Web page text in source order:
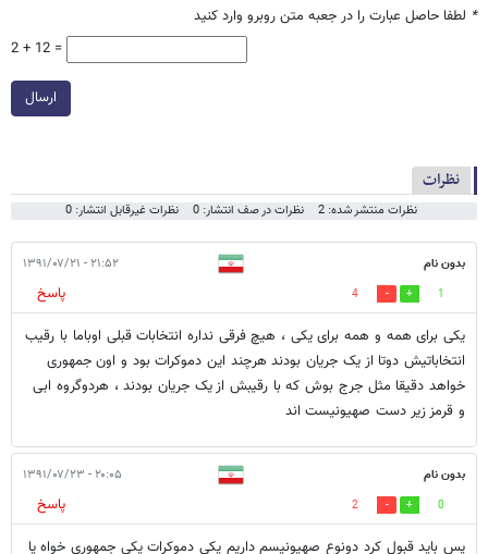
* لطفا حاصل عبارت را در جعبه متن روبرو وارد کنید
2 + 12 =
ارسال
نظرات
نظرات منتشر شده: 2 نظرات در صف انتشار: 0 نظرات غیرقابل انتشار: 0
بدون نام ۲۱:۵۲ - ۱۳۹۱/۰۷/۲۱
1
4
پاسخ
یکی برای همه و همه برای یکی ، هیچ فرقی نداره انتخابات قبلی اوباما با رقیب
انتخاباتیش دوتا از یک جریان بودند هرچند این دموکرات بود و اون جمهوری
خواهد دقیقا مثل جرج بوش که با رقیبش از یک جریان بودند ، هردوگروه ابی
و قرمز زیر دست صهیونیست اند
بدون نام ۲۰:۰۵ - ۱۳۹۱/۰۷/۲۳
0
2
پاسخ
پس باید قبول کرد دونوع صهیونیسم داریم یکی دموکرات یکی جمهوری خواه یا